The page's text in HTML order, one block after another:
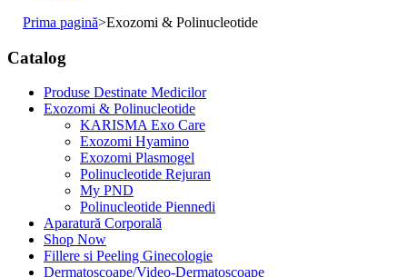
Prima pagină>Exozomi & Polinucleotide
Catalog
Produse Destinate Medicilor
Exozomi & Polinucleotide
KARISMA Exo Care
Exozomi Hyamino
Exozomi Plasmogel
Polinucleotide Rejuran
My PND
Polinucleotide Piennedi
Aparatură Corporală
Shop Now
Fillere si Peeling Ginecologie
Dermatoscoape/Video-Dermatoscoape